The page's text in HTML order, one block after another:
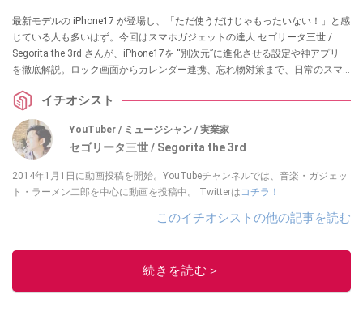
最新モデルの iPhone17 が登場し、「ただ使うだけじゃもったいない！」と感
じている人も多いはず。今回はスマホガジェットの達人 セゴリータ三世 /
Segorita the 3rd さんが、iPhone17を “別次元”に進化させる設定や神アプリ
を徹底解説。ロック画面からカレンダー連携、忘れ物対策まで、日常のスマ
の古参ユーザーも「あ、これ知らなかった！」と驚く内容満載です。
イチオシスト
YouTuber / ミュージシャン / 実業家
セゴリータ三世 / Segorita the 3rd
2014年1月1日に動画投稿を開始。YouTubeチャンネルでは、音楽・ガジェッ
ト・ラーメン二郎を中心に動画を投稿中。 Twitterは コチラ！
このイチオシストの他の記事を読む
続きを読む＞